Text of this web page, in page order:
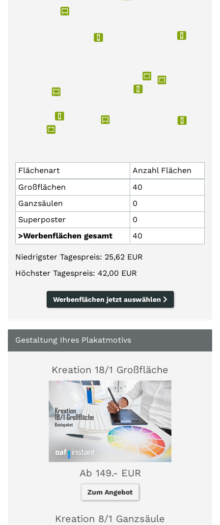
Flächenart
Anzahl Flächen
Großflächen
40
Ganzsäulen
0
Superposter
0
>Werbenflächen gesamt
40
Niedrigster Tagespreis: 25,62 EUR
Höchster Tagespreis: 42,00 EUR
Werbenflächen jetzt auswählen
Gestaltung Ihres Plakatmotivs
Kreation 18/1 Großfläche
Ab 149.- EUR
Zum Angebot
Kreation 8/1 Ganzsäule